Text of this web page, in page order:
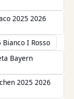
2025 2026
I Rosso
Bayern
2025 2026